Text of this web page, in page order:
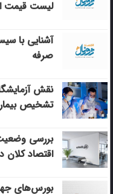
لیست قیمت
آشنایی با
صرفه
نقش
تشخیص
بررسی
اقتصاد کلان
بورس‌های